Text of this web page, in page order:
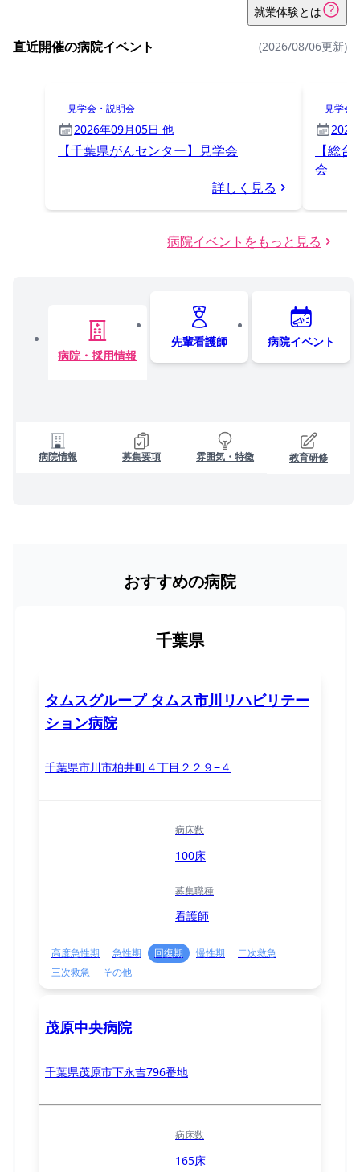
就業体験とは
直近開催の病院イベント (2026/08/06更新)
見学会・説明会
2026年09月05日 他
【千葉県がんセンター】見学会
詳しく見る
見学会
2026
【総
会
病院イベントをもっと見る
病院・採用情報
先輩看護師 病院イベント
病院情報 募集要項 雰囲気・特徴 教育研修
おすすめの病院
千葉県
タムスグループ タムス市川リハビリテー
ション病院
千葉県市川市柏井町４丁目２２９−４
病床数
100床
募集職種
看護師
高度急性期 急性期 回復期 慢性期
二次救急
三次救急
その他
茂原中央病院
千葉県茂原市下永吉796番地
病床数
165床